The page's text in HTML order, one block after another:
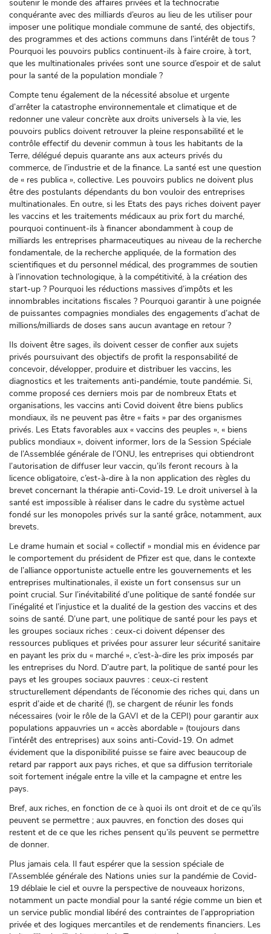
soutenir le monde des affaires privées et la technocratie
conquérante avec des milliards d’euros au lieu de les utiliser pour
imposer une politique mondiale commune de santé, des objectifs,
des programmes et des actions communs dans l’intérêt de tous ?
Pourquoi les pouvoirs publics continuent-ils à faire croire, à tort,
que les multinationales privées sont une source d’espoir et de salut
pour la santé de la population mondiale ?
Compte tenu également de la nécessité absolue et urgente
d’arrêter la catastrophe environnementale et climatique et de
redonner une valeur concrète aux droits universels à la vie, les
pouvoirs publics doivent retrouver la pleine responsabilité et le
contrôle effectif du devenir commun à tous les habitants de la
Terre, délégué depuis quarante ans aux acteurs privés du
commerce, de l’industrie et de la finance. La santé est une question
de « res publica », collective. Les pouvoirs publics ne doivent plus
être des postulants dépendants du bon vouloir des entreprises
multinationales. En outre, si les Etats des pays riches doivent payer
les vaccins et les traitements médicaux au prix fort du marché,
pourquoi continuent-ils à financer abondamment à coup de
milliards les entreprises pharmaceutiques au niveau de la recherche
fondamentale, de la recherche appliquée, de la formation des
scientifiques et du personnel médical, des programmes de soutien
à l’innovation technologique, à la compétitivité, à la création des
start-up ? Pourquoi les réductions massives d’impôts et les
innombrables incitations fiscales ? Pourquoi garantir à une poignée
de puissantes compagnies mondiales des engagements d’achat de
millions/milliards de doses sans aucun avantage en retour ?
Ils doivent être sages, ils doivent cesser de confier aux sujets
privés poursuivant des objectifs de profit la responsabilité de
concevoir, développer, produire et distribuer les vaccins, les
diagnostics et les traitements anti-pandémie, toute pandémie. Si,
comme proposé ces derniers mois par de nombreux Etats et
organisations, les vaccins anti Covid doivent être biens publics
mondiaux, ils ne peuvent pas être « faits » par des organismes
privés. Les Etats favorables aux « vaccins des peuples », « biens
publics mondiaux », doivent informer, lors de la Session Spéciale
de l’Assemblée générale de l’ONU, les entreprises qui obtiendront
l’autorisation de diffuser leur vaccin, qu’ils feront recours à la
licence obligatoire, c’est-à-dire à la non application des règles du
brevet concernant la thérapie anti-Covid-19. Le droit universel à la
santé est impossible à réaliser dans le cadre du système actuel
fondé sur les monopoles privés sur la santé grâce, notamment, aux
brevets.
Le drame humain et social « collectif » mondial mis en évidence par
le comportement du président de Pfizer est que, dans le contexte
de l’alliance opportuniste actuelle entre les gouvernements et les
entreprises multinationales, il existe un fort consensus sur un
point crucial. Sur l’inévitabilité d’une politique de santé fondée sur
l’inégalité et l’injustice et la dualité de la gestion des vaccins et des
soins de santé. D’une part, une politique de santé pour les pays et
les groupes sociaux riches : ceux-ci doivent dépenser des
ressources publiques et privées pour assurer leur sécurité sanitaire
en payant les prix du « marché », c’est-à-dire les prix imposés par
les entreprises du Nord. D’autre part, la politique de santé pour les
pays et les groupes sociaux pauvres : ceux-ci restent
structurellement dépendants de l’économie des riches qui, dans un
esprit d’aide et de charité (!), se chargent de réunir les fonds
nécessaires (voir le rôle de la GAVI et de la CEPI) pour garantir aux
populations appauvries un « accès abordable » (toujours dans
l’intérêt des entreprises) aux soins anti-Covid-19. On admet
évidement que la disponibilité puisse se faire avec beaucoup de
retard par rapport aux pays riches, et que sa diffusion territoriale
soit fortement inégale entre la ville et la campagne et entre les
pays.
Bref, aux riches, en fonction de ce à quoi ils ont droit et de ce qu’ils
peuvent se permettre ; aux pauvres, en fonction des doses qui
restent et de ce que les riches pensent qu’ils peuvent se permettre
de donner.
Plus jamais cela. Il faut espérer que la session spéciale de
l’Assemblée générale des Nations unies sur la pandémie de Covid-
19 déblaie le ciel et ouvre la perspective de nouveaux horizons,
notamment un pacte mondial pour la santé régie comme un bien et
un service public mondial libéré des contraintes de l’appropriation
privée et des logiques mercantiles et de rendements financiers. Les